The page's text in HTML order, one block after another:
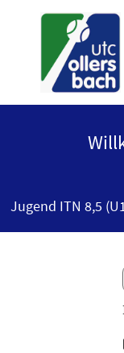
Jugend ITN 8,5